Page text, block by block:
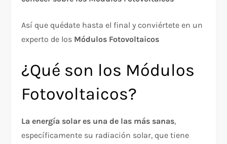
Así que quédate hasta el final y conviértete en un
experto de los Módulos Fotovoltaicos
¿Qué son los Módulos
Fotovoltaicos?
La energía solar es una de las más sanas,
específicamente su radiación solar, que tiene